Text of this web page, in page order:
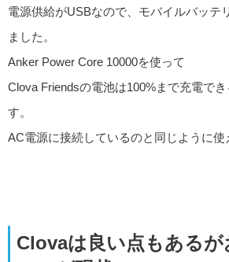
電源供給がUSBなので、モバイルバッテ
ました。
Anker Power Core 10000を使って
Clova Friendsの電池は100%まで充電で
す。
AC電源に接続しているのと同じように使
Clovaは良い点もある